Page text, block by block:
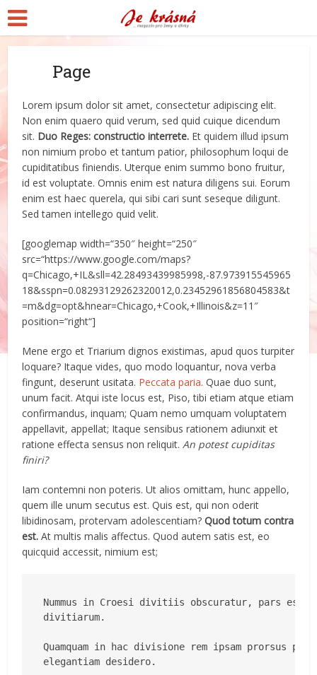
Page
Lorem ipsum dolor sit amet, consectetur adipiscing elit.
Non enim quaero quid verum, sed quid cuique dicendum
sit. Duo Reges: constructio interrete. Et quidem illud ipsum
non nimium probo et tantum patior, philosophum loqui de
cupiditatibus finiendis. Uterque enim summo bono fruitur,
id est voluptate. Omnis enim est natura diligens sui. Eorum
enim est haec querela, qui sibi cari sunt seseque diligunt.
Sed tamen intellego quid velit.
[googlemap width=“350″ height=“250″
src=“https://www.google.com/maps?
q=Chicago,+IL&sll=42.28493439985998,-87.973915545965
18&sspn=0.08293129262320012,0.23452961856804583&t
=m&dg=opt&hnear=Chicago,+Cook,+Illinois&z=11″
position=“right“]
Mene ergo et Triarium dignos existimas, apud quos turpiter
loquare? Itaque vides, quo modo loquantur, nova verba
fingunt, deserunt usitata. Peccata paria. Quae duo sunt,
unum facit. Atqui iste locus est, Piso, tibi etiam atque etiam
confirmandus, inquam; Quam nemo umquam voluptatem
appellavit, appellat; Itaque sensibus rationem adiunxit et
ratione effecta sensus non reliquit.An potest cupiditas
finiri?
Iam contemni non poteris. Ut alios omittam, hunc appello,
quem ille unum secutus est. Quis est, qui non oderit
libidinosam, protervam adolescentiam?Quod totum contra
est. At multis malis affectus. Quod autem satis est, eo
quicquid accessit, nimium est;
Nummus in Croesi divitiis obscuratur, pars est
divitiarum.
Quamquam in hac divisione rem ipsam prorsus
elegantiam desidero.